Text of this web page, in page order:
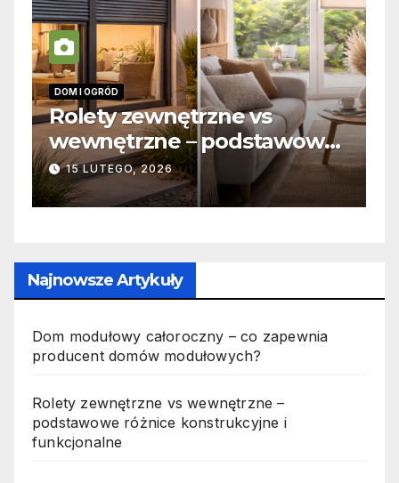
INFORMACJE
Zabicie owada a
odpowiedzialność karna –
jak wygląda to w praktyce?
19 PAŹDZIERNIKA, 2025
Najnowsze Artykuły
Dom modułowy całoroczny – co zapewnia
producent domów modułowych?
Rolety zewnętrzne vs wewnętrzne –
podstawowe różnice konstrukcyjne i
funkcjonalne